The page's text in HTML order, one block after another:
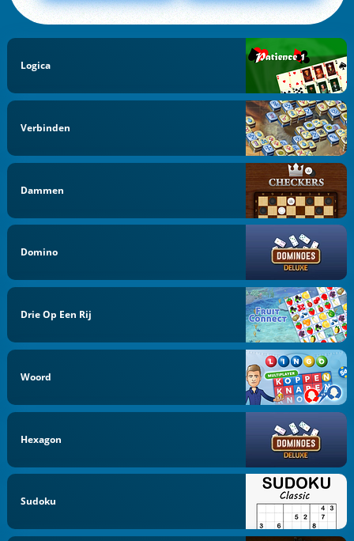
Logica
Verbinden
Dammen
Domino
Drie Op Een Rij
Woord
Hexagon
Sudoku